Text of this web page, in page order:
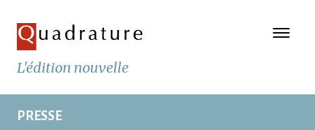
L'édition nouvelle
PRESSE